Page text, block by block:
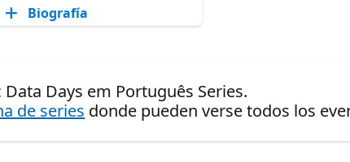
Biografía
Days em Português Series.
de series donde pueden verse todos los